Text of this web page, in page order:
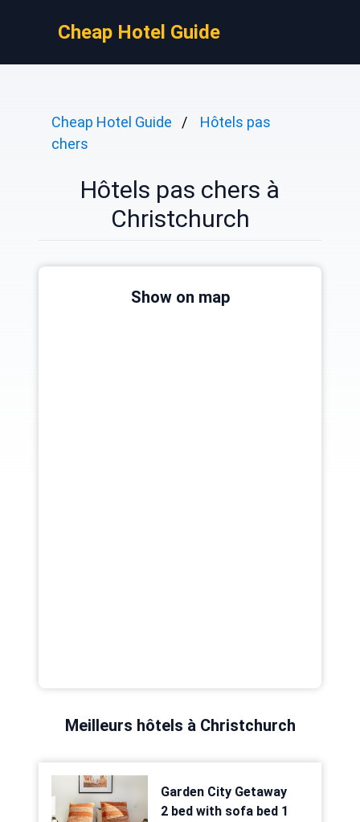
Cheap Hotel Guide
Cheap Hotel Guide
Hôtels pas
chers
Hôtels pas chers à
Christchurch
Show on map
Meilleurs hôtels à Christchurch
Garden City Getaway
2 bed with sofa bed 1